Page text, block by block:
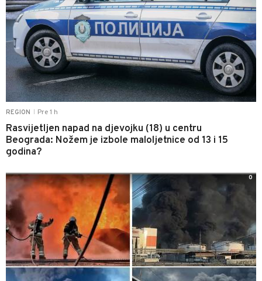
REGION Pre 1 h
Rasvijetljen napad na djevojku (18) u centru
Beograda: Nožem je izbole maloljetnice od 13 i 15
godina?
0